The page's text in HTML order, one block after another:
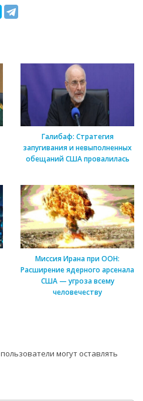
Галибаф: Стратегия
запугивания и невыполненных
обещаний США провалилась
Миссия Ирана при ООН:
Расширение ядерного арсенала
США — угроза всему
человечеству
пользователи могут оставлять